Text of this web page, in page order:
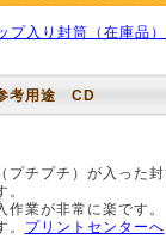
プ入り封筒（在庫品）
考用途 CD
プチプチ）が入った
作業が非常に楽です。
プリントセンターへ